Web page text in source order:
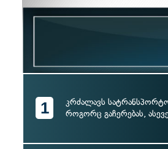
1
კრძალავს
როგორც გაჩერებას,